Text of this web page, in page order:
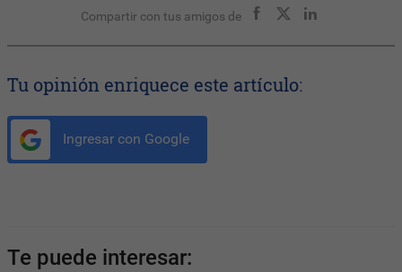
Compartir con tus amigos de
Tu opinión enriquece este artículo:
Ingresar con Google
Te puede interesar: